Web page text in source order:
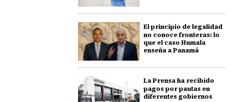
El principio de legalidad
no conoce fronteras: lo
que el caso Humala
enseña a Panamá
La Prensa ha recibido
pagos por pautas en
diferentes gobiernos